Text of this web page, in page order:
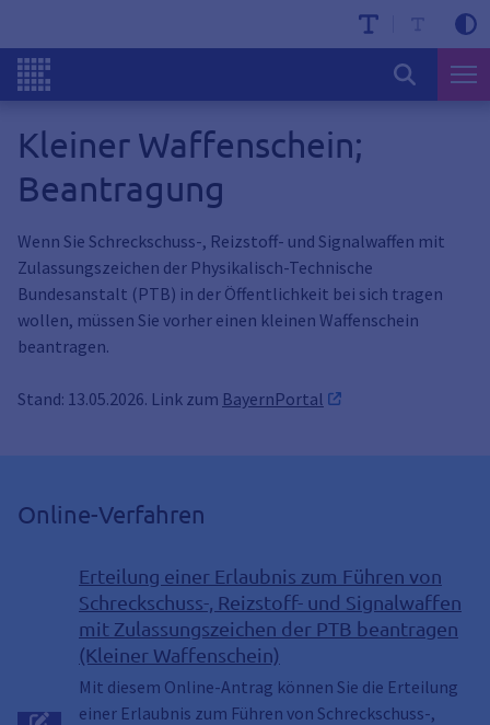
Kleiner Waffenschein;
Beantragung
Wenn Sie Schreckschuss-, Reizstoff- und Signalwaffen mit
Zulassungszeichen der Physikalisch-Technische
Bundesanstalt (PTB) in der Öffentlichkeit bei sich tragen
wollen, müssen Sie vorher einen kleinen Waffenschein
beantragen.
Stand: 13.05.2026. Link zum BayernPortal
Online-Verfahren
Erteilung einer Erlaubnis zum Führen von
Schreckschuss-, Reizstoff- und Signalwaffen
mit Zulassungszeichen der PTB beantragen
(Kleiner Waffenschein)
Mit diesem Online-Antrag können Sie die Erteilung
einer Erlaubnis zum Führen von Schreckschuss-,